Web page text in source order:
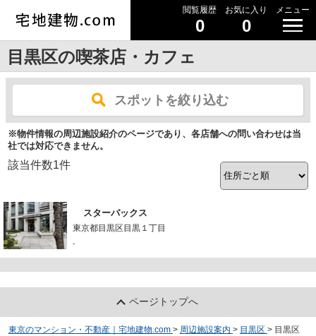
閲覧履歴
0
お気に入り
0
メニュー
目黒区の喫茶店・カフェ
スポットを絞り込む
※物件情報の周辺施設紹介のページであり、各店舗への問い合わせは当
社では対応できません。
該当件数1件
スターバックス
東京都目黒区目黒１丁目
-
ページトップへ
東京のマンション・不動産｜宅地建物.com > 周辺施設案内 > 目黒区 > 目黒区